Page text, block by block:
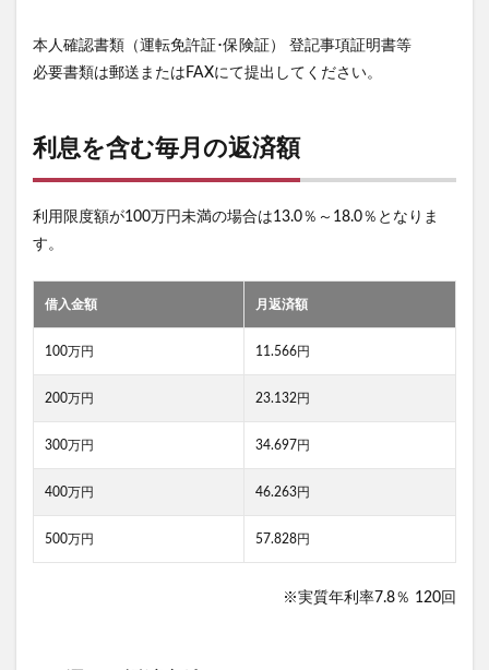
本人確認書類（運転免許証･保険証） 登記事項証明書等
必要書類は郵送またはFAXにて提出してください。
利息を含む毎月の返済額
利用限度額が100万円未満の場合は13.0％～18.0％となりま
す。
借入金額 月返済額
100万円 11.566円
200万円 23.132円
300万円 34.697円
400万円 46.263円
500万円 57.828円
※実質年利率7.8％ 120回